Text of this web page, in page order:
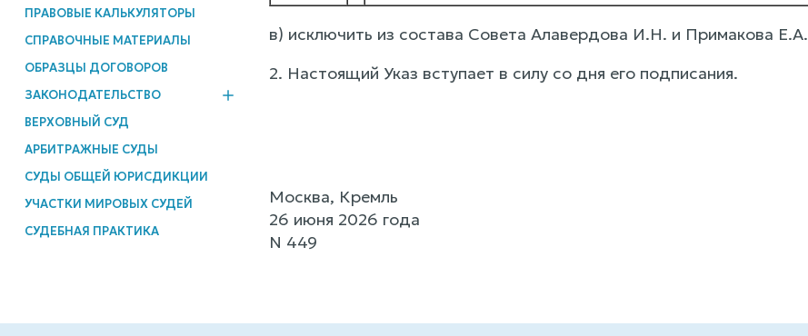
ПРАВОВЫЕ КАЛЬКУЛЯТОРЫ
СПРАВОЧНЫЕ МАТЕРИАЛЫ
ОБРАЗЦЫ ДОГОВОРОВ
ЗАКОНОДАТЕЛЬСТВО
ВЕРХОВНЫЙ СУД
АРБИТРАЖНЫЕ СУДЫ
СУДЫ ОБЩЕЙ ЮРИСДИКЦИИ
УЧАСТКИ МИРОВЫХ СУДЕЙ
СУДЕБНАЯ ПРАКТИКА
в) исключить из состава Совета Алавердова И.Н. и Примакова Е.А.
2. Настоящий Указ вступает в силу со дня его подписания.
Москва, Кремль
26 июня 2026 года
N 449